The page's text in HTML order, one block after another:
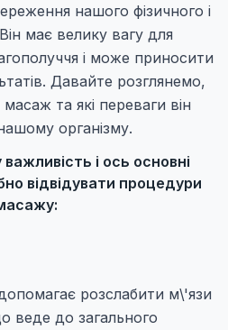
нашого фізичного і
має велику вагу для
і може приносити
Давайте розглянемо,
та які переваги він
організму.
і ось основні
відвідувати процедури
розслабити м\'язи
веде до загального